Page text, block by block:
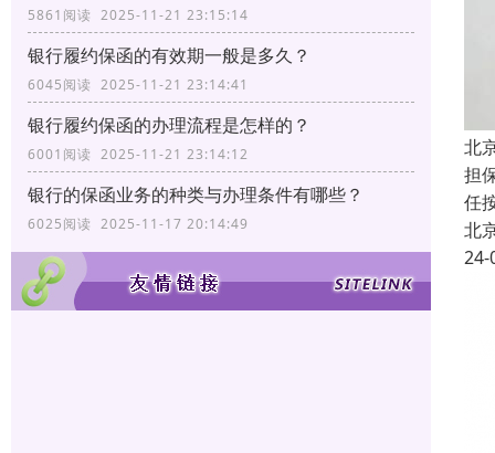
5861阅读 2025-11-21 23:15:14
银行履约保函的有效期一般是多久？
6045阅读 2025-11-21 23:14:41
银行履约保函的办理流程是怎样的？
6001阅读 2025-11-21 23:14:12
银行的保函业务的种类与办理条件有哪些？
6025阅读 2025-11-17 20:14:49
北
担
任
北
24-